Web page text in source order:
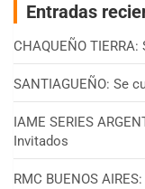
Entradas
CHAQUEÑO
SANTIAGUEÑO: Se
IAME SERIES
Invitados
RMC BUENOS